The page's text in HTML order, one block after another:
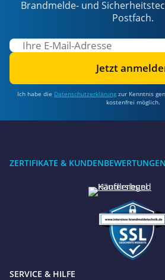
Brandmelde- und
Postfach.
Jetzt
Ich habe die Datenschutzerklärungzur Kenntnis
kostenfrei möglich.
ZERTIFIKATE & KUNDENBEWERTUNGEN
SERVICE & HILFE